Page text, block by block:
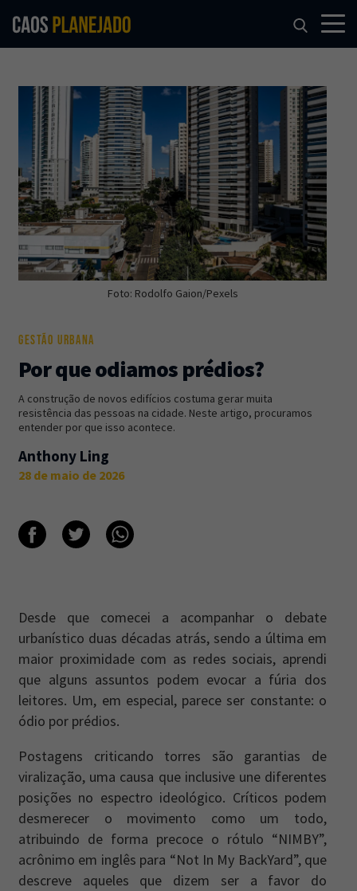
NewsletterCaos Planejado
Inscreva-se na newsletter do Caos Planejado e
Foto: Rodolfo Gaion/Pexels
GESTÃO URBANA
Por que odiamos prédios?
A construção de novos edifícios costuma gerar muita
resistência das pessoas na cidade. Neste artigo, procuramos
entender por que isso acontece.
Anthony Ling
28 de maio de 2026
Desde que comecei a acompanhar o debate
urbanístico duas décadas atrás, sendo a última em
maior proximidade com as redes sociais, aprendi
que alguns assuntos podem evocar a fúria dos
leitores. Um, em especial, parece ser constante: o
ódio por prédios.
Postagens criticando torres são garantias de
viralização, uma causa que inclusive une diferentes
posições no espectro ideológico. Críticos podem
desmerecer o movimento como um todo,
atribuindo de forma precoce o rótulo “NIMBY”,
acrônimo em inglês para “Not In My BackYard”, que
descreve aqueles que dizem ser a favor do